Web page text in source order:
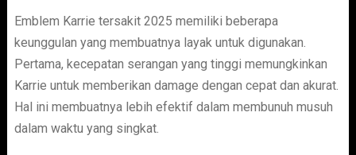
Emblem Karrie tersakit 2025 memiliki beberapa
keunggulan yang membuatnya layak untuk digunakan.
Pertama, kecepatan serangan yang tinggi memungkinkan
Karrie untuk memberikan damage dengan cepat dan akurat.
Hal ini membuatnya lebih efektif dalam membunuh musuh
dalam waktu yang singkat.